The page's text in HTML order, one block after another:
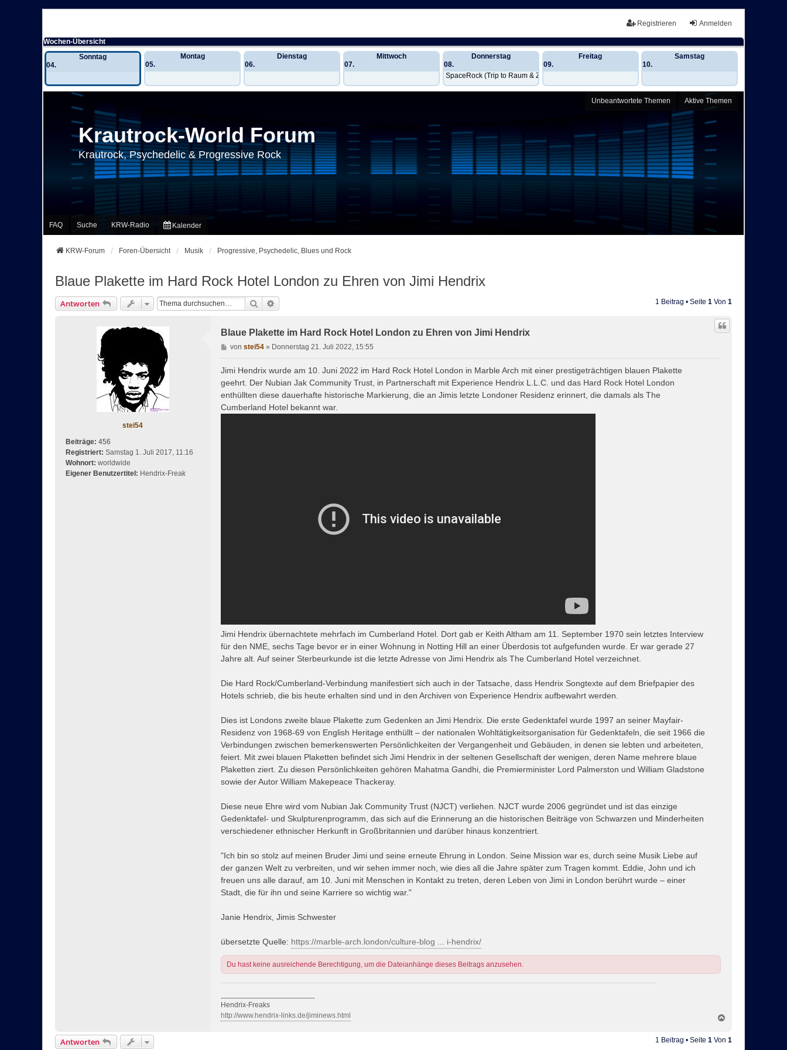
Anmelden
Registrieren
Wochen-Übersicht
Sonntag
04.
Montag
05.
Dienstag
06.
Mittwoch
07.
Donnerstag
08.
SpaceRock (Trip to Raum & Zeit)
Freitag
09.
Samstag
10.
Unbeantwortete Themen Aktive Themen
Krautrock-World Forum
Krautrock, Psychedelic & Progressive Rock
FAQ Suche KRW-Radio Kalender
KRW-Forum Foren-Übersicht Musik Progressive, Psychedelic, Blues und Rock
Blaue Plakette im Hard Rock Hotel London zu Ehren von Jimi Hendrix
Antworten Suche 1 Beitrag • Seite 1 Von 1
stei54
Beiträge: 456
Registriert: Samstag 1. Juli 2017, 11:16
Wohnort: worldwide
Eigener Benutzertitel: Hendrix-Freak
Blaue Plakette im Hard Rock Hotel London zu Ehren von Jimi Hendrix
B
e
i
a
g
von stei54» Donnerstag 21. Juli 2022, 15:55
Jimi Hendrix wurde am 10. Juni 2022 im Hard Rock Hotel London in Marble Arch mit einer prestigeträchtigen blauen Plakette
geehrt. Der Nubian Jak Community Trust, in Partnerschaft mit Experience Hendrix L.L.C. und das Hard Rock Hotel London
enthüllten diese dauerhafte historische Markierung, die an Jimis letzte Londoner Residenz erinnert, die damals als The
Cumberland Hotel bekannt war.
Jimi Hendrix übernachtete mehrfach im Cumberland Hotel. Dort gab er Keith Altham am 11. September 1970 sein letztes Interview
für den NME, sechs Tage bevor er in einer Wohnung in Notting Hill an einer Überdosis tot aufgefunden wurde. Er war gerade 27
Jahre alt. Auf seiner Sterbeurkunde ist die letzte Adresse von Jimi Hendrix als The Cumberland Hotel verzeichnet.
Die Hard Rock/Cumberland-Verbindung manifestiert sich auch in der Tatsache, dass Hendrix Songtexte auf dem Briefpapier des
Hotels schrieb, die bis heute erhalten sind und in den Archiven von Experience Hendrix aufbewahrt werden.
Dies ist Londons zweite blaue Plakette zum Gedenken an Jimi Hendrix. Die erste Gedenktafel wurde 1997 an seiner Mayfair-
Residenz von 1968-69 von English Heritage enthüllt – der nationalen Wohltätigkeitsorganisation für Gedenktafeln, die seit 1966 die
Verbindungen zwischen bemerkenswerten Persönlichkeiten der Vergangenheit und Gebäuden, in denen sie lebten und arbeiteten,
feiert. Mit zwei blauen Plaketten befindet sich Jimi Hendrix in der seltenen Gesellschaft der wenigen, deren Name mehrere blaue
Plaketten ziert. Zu diesen Persönlichkeiten gehören Mahatma Gandhi, die Premierminister Lord Palmerston und William Gladstone
sowie der Autor William Makepeace Thackeray.
Diese neue Ehre wird vom Nubian Jak Community Trust (NJCT) verliehen. NJCT wurde 2006 gegründet und ist das einzige
Gedenktafel- und Skulpturenprogramm, das sich auf die Erinnerung an die historischen Beiträge von Schwarzen und Minderheiten
verschiedener ethnischer Herkunft in Großbritannien und darüber hinaus konzentriert.
"Ich bin so stolz auf meinen Bruder Jimi und seine erneute Ehrung in London. Seine Mission war es, durch seine Musik Liebe auf
der ganzen Welt zu verbreiten, und wir sehen immer noch, wie dies all die Jahre später zum Tragen kommt. Eddie, John und ich
freuen uns alle darauf, am 10. Juni mit Menschen in Kontakt zu treten, deren Leben von Jimi in London berührt wurde – einer
Stadt, die für ihn und seine Karriere so wichtig war."
Janie Hendrix, Jimis Schwester
übersetzte Quelle: https://marble-arch.london/culture-blog ... i-hendrix/
Du hast keine ausreichende Berechtigung, um die Dateianhänge dieses Beitrags anzusehen.
Hendrix-Freaks
http://www.hendrix-links.de/jiminews.html
c
h
Antworten 1 Beitrag • Seite 1 Von 1